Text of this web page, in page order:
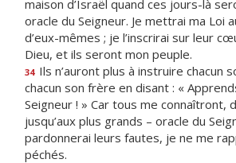
maison d’Israël quand ces jours-là
oracle du Seigneur. Je mettrai ma Loi
d’eux-mêmes ; je l’inscrirai sur leur
Dieu, et ils seront mon peuple.
34 Ils n’auront plus à instruire chacun
chacun son frère en disant : «
Seigneur ! » Car tous me connaîtront,
jusqu’aux plus grands – oracle du
pardonnerai leurs fautes, je ne me
péchés.